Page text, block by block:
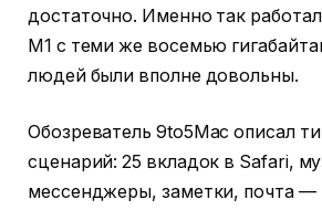
достаточно. Именно так
M1 с теми же восемью
людей были вполне довольны.
Обозреватель 9to5Mac описал
сценарий: 25 вкладок в Safari,
мессенджеры, заметки, почта —